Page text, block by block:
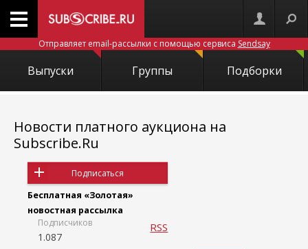
Отправляет email-рассылки с помощью сервиса Sendsay
Выпуски Группы Подборки
Новости платного аукциона на
Subscribe.Ru
Подписаться
Бесплатная «Золотая»
новостная рассылка
Подписчиков
1.087
RSS